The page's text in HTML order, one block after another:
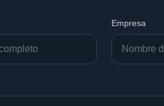
Empresa